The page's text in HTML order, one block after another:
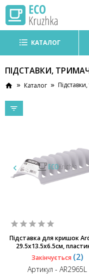
КАТАЛОГ
ПІДСТАВКИ,
Каталог
Підставка для кришок
29.5х13.5х6.5см,
Закінчується (2)
Артикул - AR2965L